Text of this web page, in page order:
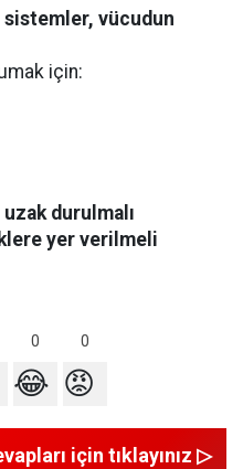
vücudun
için:
uzak durulmalı
yer verilmeli
0 0
😂 😡
için tıklayınız ▷